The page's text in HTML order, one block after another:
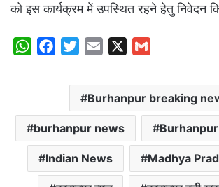
को इस कार्यक्रम में उपस्थित रहने हेतु निवेदन
W
s
A
p
b
o
o
k
i
t
t
e
r
a
i
l
a
i
l
Burhanpur breaking
burhanpur news
Indian News Madhya